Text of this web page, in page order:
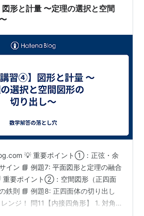
形と計量 〜定理の選択と空間
💡 重要ポイント①：正弦・余
イン 📘 例題7: 平面図形と定理の融合
重要ポイント②：空間図形（正四面
鉄則 📘 例題8: 正四面体の切り出し
ンジ！ 問11【内接四角形】 1. 対角